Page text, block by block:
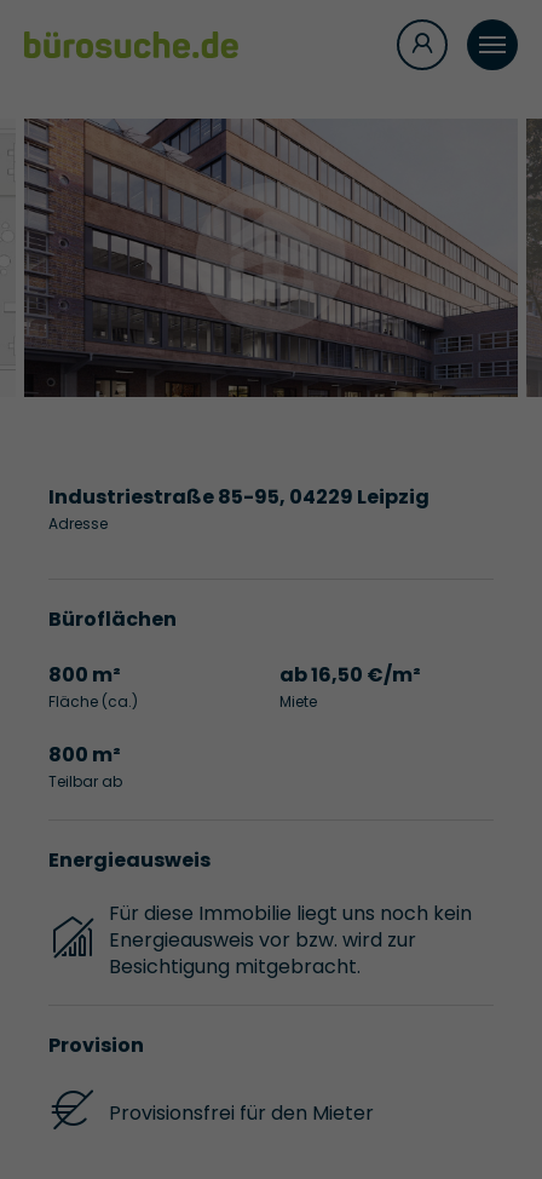
Industriestraße 85-95, 04229 Leipzig
Adresse
Büroflächen
800 m²
Fläche (ca.)
ab 16,50 €/m²
Miete
800 m²
Teilbar ab
Energieausweis
Für diese Immobilie liegt uns noch kein
Energieausweis vor bzw. wird zur
Besichtigung mitgebracht.
Provision
Provisionsfrei für den Mieter